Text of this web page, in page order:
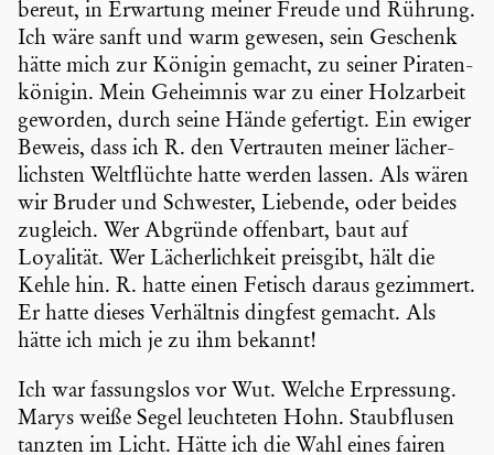
bereut, in Erwartung meiner Freude und Rührung.
Ich wäre sanft und warm gewesen, sein Geschenk
hätte mich zur Königin gemacht, zu seiner Piraten­
kö­nigin. Mein Geheimnis war zu einer Holzar­beit
geworden, durch seine Hände gefertigt. Ein ewiger
Beweis, dass ich R. den Vertrauten meiner lächer­
lichsten Weltflüchte hatte werden lassen. Als wären
wir Bruder und Schwester, Liebende, oder beides
zugleich. Wer Abgründe offenbart, baut auf
Loyalität. Wer Lächer­lich­keit preisgibt, hält die
Kehle hin. R. hatte einen Fetisch daraus gezimmert.
Er hatte dieses Verhältnis dingfest gemacht. Als
hätte ich mich je zu ihm bekannt!
Ich war fassungslos vor Wut. Welche Erpres­sung.
Marys weiße Segel leuch­teten Hohn. Staub­flusen
tanzten im Licht. Hätte ich die Wahl eines fairen